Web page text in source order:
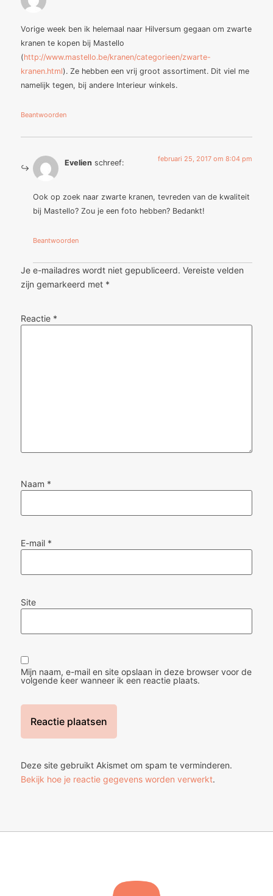
Vorige week ben ik helemaal naar Hilversum gegaan om zwarte
kranen te kopen bij Mastello
(http://www.mastello.be/kranen/categorieen/zwarte-
kranen.html). Ze hebben een vrij groot assortiment. Dit viel me
namelijk tegen, bij andere Interieur winkels.
Beantwoorden
Evelien schreef: februari 25, 2017 om 8:04 pm
Ook op zoek naar zwarte kranen, tevreden van de kwaliteit
bij Mastello? Zou je een foto hebben? Bedankt!
Beantwoorden
Je e-mailadres wordt niet gepubliceerd. Vereiste velden
zijn gemarkeerd met *
Reactie *
Naam *
E-mail *
Site
Mijn naam, e-mail en site opslaan in deze browser voor de
volgende keer wanneer ik een reactie plaats.
Deze site gebruikt Akismet om spam te verminderen.
Bekijk hoe je reactie gegevens worden verwerkt.